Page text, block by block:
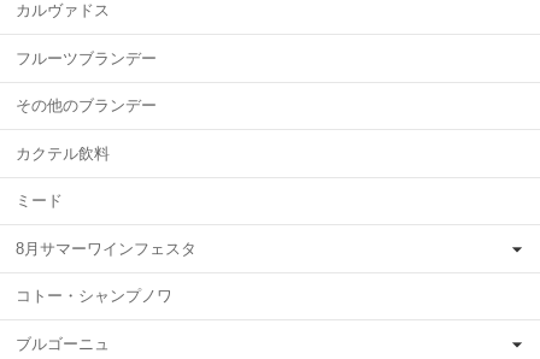
カルヴァドス
フルーツブランデー
その他のブランデー
カクテル飲料
ミード
8月サマーワインフェスタ
コトー・シャンプノワ
ブルゴーニュ